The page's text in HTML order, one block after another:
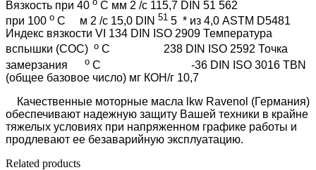
Вязкость при 40
С мм 2 /с 115,7 DIN 51 562
при 100 о С м 2 /с 15,0 DIN 51 5 * из 4,0 ASTM D5481
Индекс вязкости VI 134 DIN ISO 2909 Температура
вспышки (COC) о С 238 DIN ISO 2592 Точка
замерзания о С -36 DIN ISO 3016 TBN
(общее базовое число) мг КОН/г 10,7
Качественные моторные масла lkw Ravenol (Германия)
обеспечивают надежную защиту Вашей техники в крайне
тяжелых условиях при напряженном графике работы и
продлевают ее безаварийную эксплуатацию.
Related products